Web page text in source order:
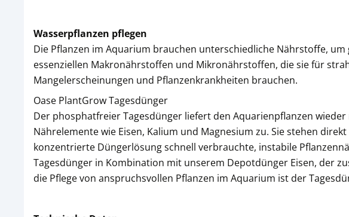
Wasserpflanzen pflegen
Die Pflanzen im Aquarium brauchen unterschiedliche Nährstoffe,
essenziellen Makronährstoffen und Mikronährstoffen, die sie für
Mangelerscheinungen und Pflanzenkrankheiten brauchen.
Oase PlantGrow Tagesdünger
Der phosphatfreier Tagesdünger liefert den Aquarienpflanzen
Nährelemente wie Eisen, Kalium und Magnesium zu. Sie stehen
konzentrierte Düngerlösung schnell verbrauchte, instabile
Tagesdünger in Kombination mit unserem Depotdünger Eisen, der
die Pflege von anspruchsvollen Pflanzen im Aquarium ist der